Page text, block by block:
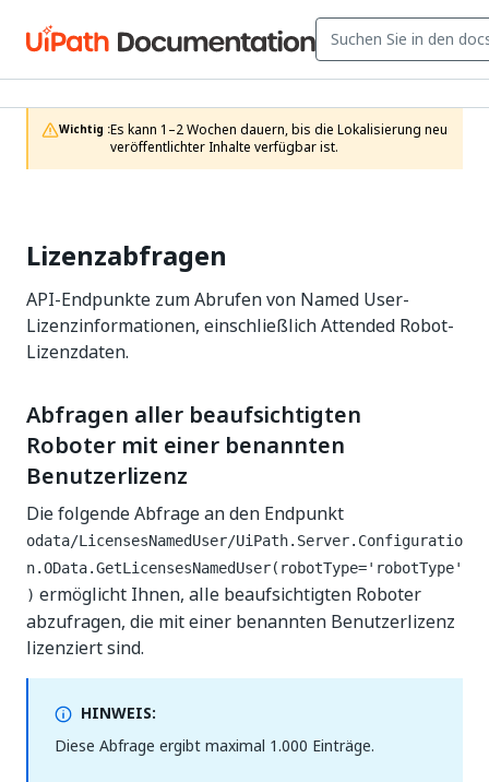
Wichtig :Es kann 1–2 Wochen dauern, bis die Lokalisierung neu
veröffentlichter Inhalte verfügbar ist.
Lizenzabfragen
API-Endpunkte zum Abrufen von Named User-
Lizenzinformationen, einschließlich Attended Robot-
Lizenzdaten.
Abfragen aller beaufsichtigten
Roboter mit einer benannten
Benutzerlizenz
Die folgende Abfrage an den Endpunkt
odata/LicensesNamedUser/UiPath.Server.Configuratio
n.OData.GetLicensesNamedUser(robotType='robotType'
) ermöglicht Ihnen, alle beaufsichtigten Roboter
abzufragen, die mit einer benannten Benutzerlizenz
lizenziert sind.
HINWEIS:
Diese Abfrage ergibt maximal 1.000 Einträge.